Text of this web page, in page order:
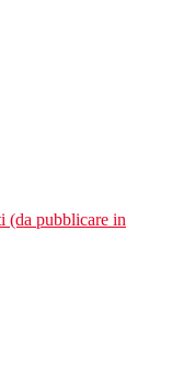
(da pubblicare in